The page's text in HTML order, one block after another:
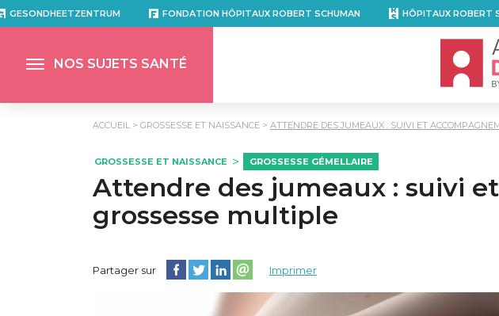
GESONDHEETZENTRUM FONDATION HÔPITAUX ROBERT SCHUMAN HÔPITAUX ROBERT
NOS SUJETS SANTÉ
Accueil
ACCUEIL GROSSESSE ET NAISSANCE ATTENDRE DES JUMEAUX : SUIVI ET
GROSSESSE ET NAISSANCE GROSSESSE GÉMELLAIRE
Attendre des jumeaux : suivi
grossesse multiple
Partager sur Partager cette page sur Facebook
Partager cette page sur Twitter
Partager cette page sur LinkedIn
Partager cette page sur email
Imprimer